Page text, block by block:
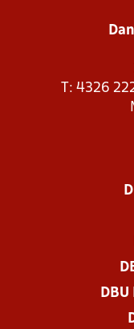
T: 4326
DBU